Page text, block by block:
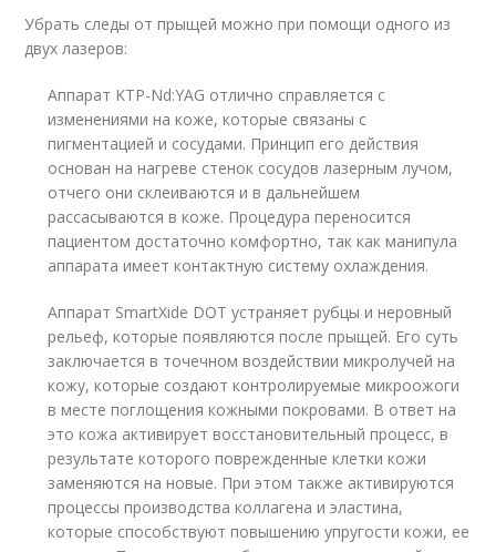
Убрать следы от прыщей можно при помощи одного из
двух лазеров:
Аппарат KTP-Nd:YAG отлично справляется с
изменениями на коже, которые связаны с
пигментацией и сосудами. Принцип его действия
основан на нагреве стенок сосудов лазерным лучом,
отчего они склеиваются и в дальнейшем
рассасываются в коже. Процедура переносится
пациентом достаточно комфортно, так как манипула
аппарата имеет контактную систему охлаждения.
Аппарат SmartXide DOT устраняет рубцы и неровный
рельеф, которые появляются после прыщей. Его суть
заключается в точечном воздействии микролучей на
кожу, которые создают контролируемые микроожоги
в месте поглощения кожными покровами. В ответ на
это кожа активирует восстановительный процесс, в
результате которого поврежденные клетки кожи
заменяются на новые. При этом также активируются
процессы производства коллагена и эластина,
которые способствуют повышению упругости кожи, ее